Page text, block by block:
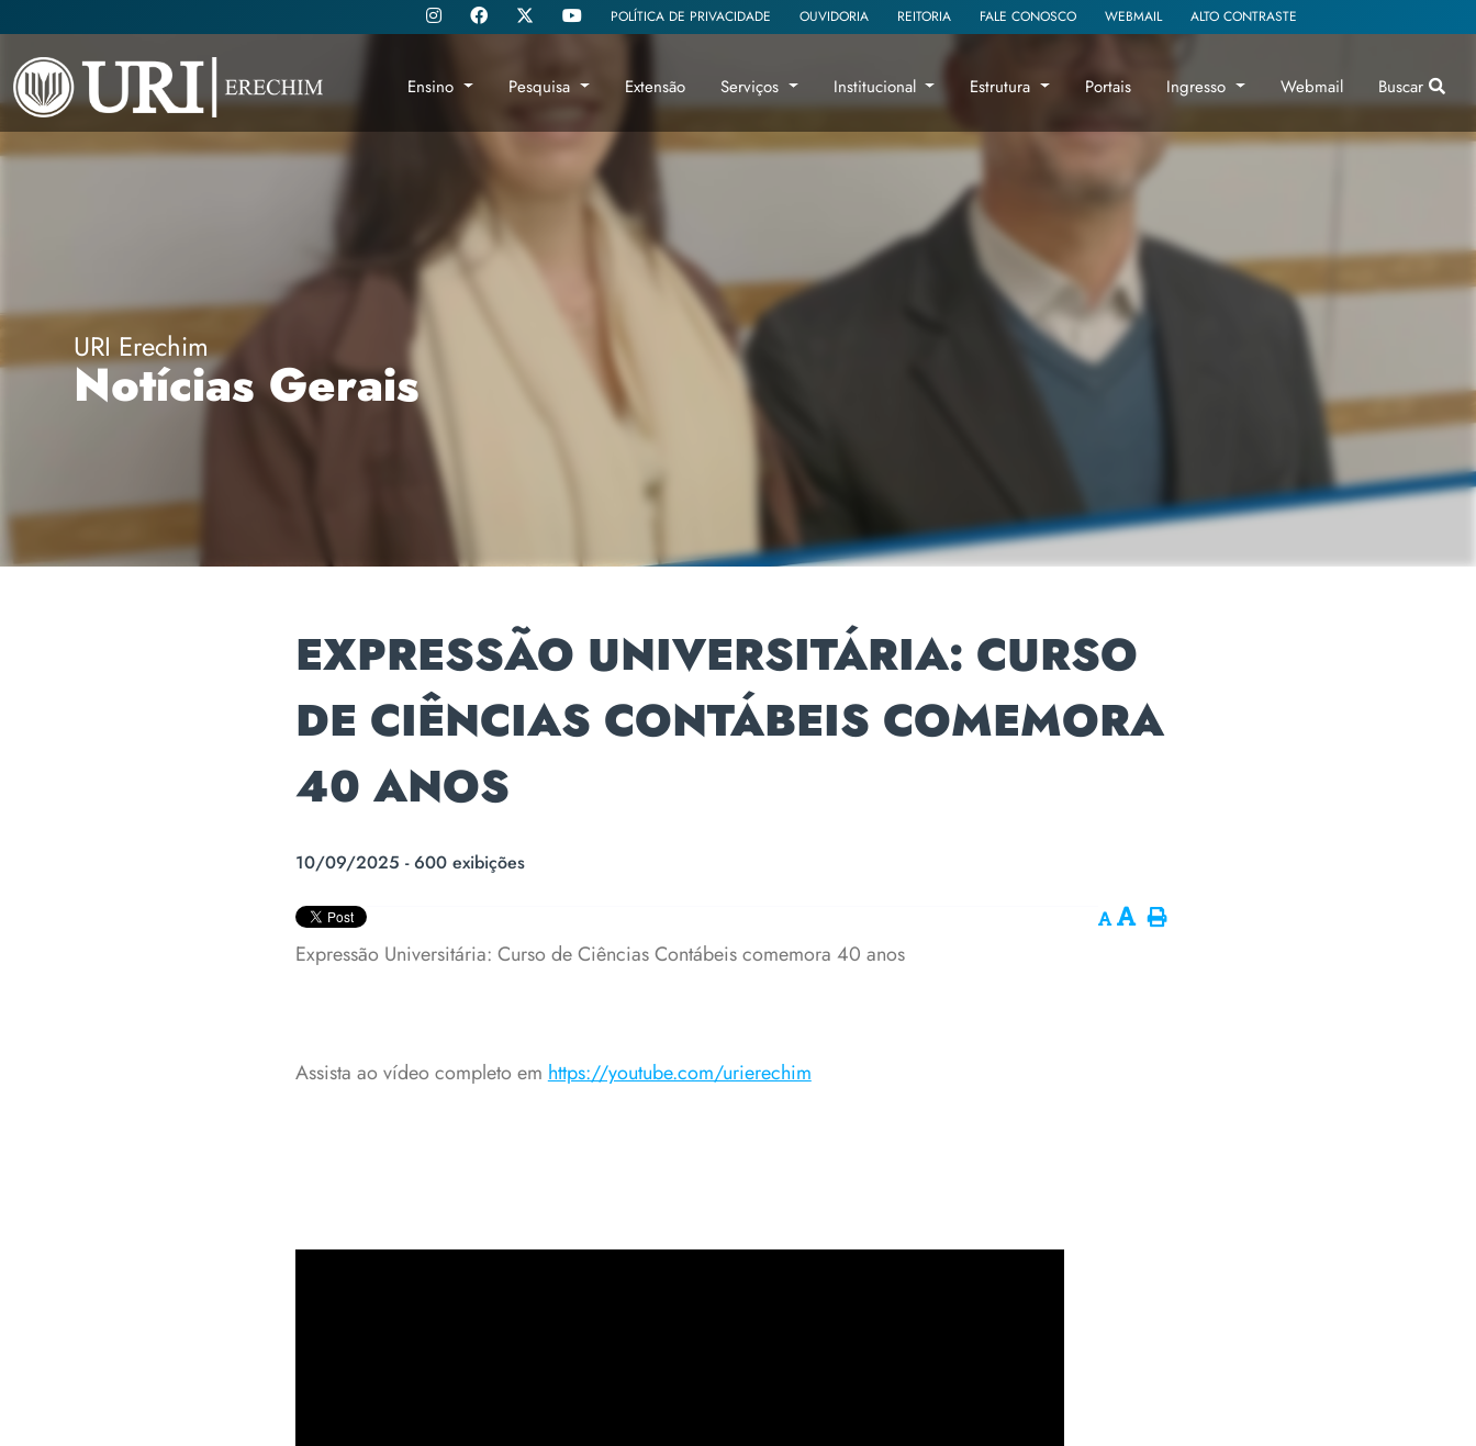
Ensino Pesquisa Extensão Serviços Institucional Estrutura Portais Ingresso Webmail Buscar
POLÍTICA DE PRIVACIDADE OUVIDORIA REITORIA FALE CONOSCO WEBMAIL ALTO CONTRASTE
URI Erechim
Notícias Gerais
EXPRESSÃO UNIVERSITÁRIA: CURSO
DE CIÊNCIAS CONTÁBEIS COMEMORA
40 ANOS
10/09/2025 - 600 exibições
Expressão Universitária: Curso de Ciências Contábeis comemora 40 anos
Assista ao vídeo completo em https://youtube.com/urierechim